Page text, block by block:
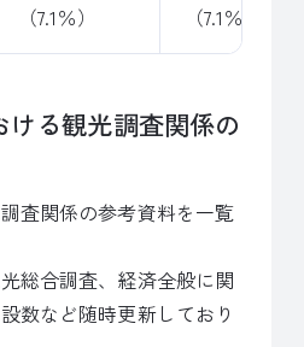
（7.1％）
（7.1％）
る観光調査関係の
査関係の参考資料を一覧
総合調査、経済全般に関
数など随時更新しており